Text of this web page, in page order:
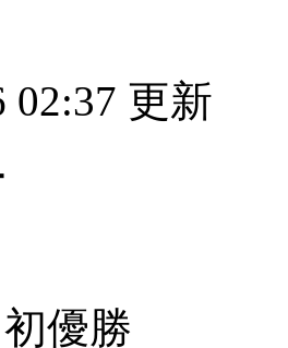
02:37 更新
優勝